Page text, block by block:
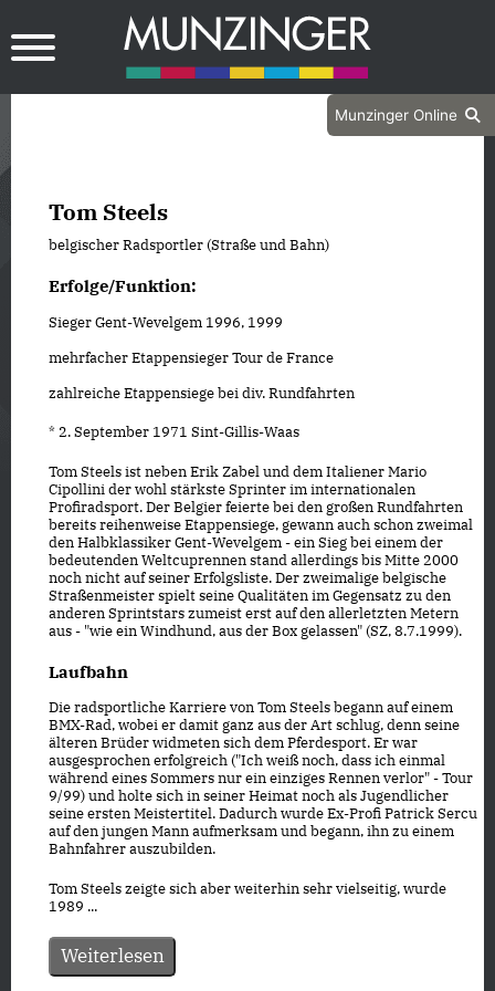
Munzinger Online
Tom Steels
belgischer Radsportler (Straße und Bahn)
Erfolge/Funktion:
Sieger Gent-Wevelgem 1996, 1999
mehrfacher Etappensieger Tour de France
zahlreiche Etappensiege bei div. Rundfahrten
* 2. September 1971 Sint-Gillis-Waas
Tom Steels ist neben Erik Zabel und dem Italiener Mario
Cipollini der wohl stärkste Sprinter im internationalen
Profiradsport. Der Belgier feierte bei den großen Rundfahrten
bereits reihenweise Etappensiege, gewann auch schon zweimal
den Halbklassiker Gent-Wevelgem - ein Sieg bei einem der
bedeutenden Weltcuprennen stand allerdings bis Mitte 2000
noch nicht auf seiner Erfolgsliste. Der zweimalige belgische
Straßenmeister spielt seine Qualitäten im Gegensatz zu den
anderen Sprintstars zumeist erst auf den allerletzten Metern
aus - "wie ein Windhund, aus der Box gelassen" (SZ, 8.7.1999).
Laufbahn
Die radsportliche Karriere von Tom Steels begann auf einem
BMX-Rad, wobei er damit ganz aus der Art schlug, denn seine
älteren Brüder widmeten sich dem Pferdesport. Er war
ausgesprochen erfolgreich ("Ich weiß noch, dass ich einmal
während eines Sommers nur ein einziges Rennen verlor" - Tour
9/99) und holte sich in seiner Heimat noch als Jugendlicher
seine ersten Meistertitel. Dadurch wurde Ex-Profi Patrick Sercu
auf den jungen Mann aufmerksam und begann, ihn zu einem
Bahnfahrer auszubilden.
Tom Steels zeigte sich aber weiterhin sehr vielseitig, wurde
1989 ...
Weiterlesen